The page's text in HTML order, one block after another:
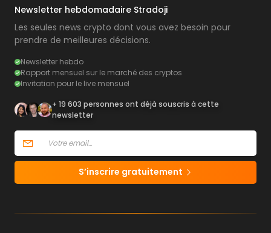
Newsletter hebdomadaire Stradoji
Les seules news crypto dont vous avez besoin pour
prendre de meilleures décisions.
Newsletter hebdo
Rapport mensuel sur le marché des cryptos
Invitation pour le live mensuel
+ 19 603 personnes ont déjà souscris à cette
newsletter
S’inscrire gratuitement